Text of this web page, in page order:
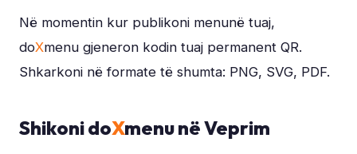
Në momentin kur publikoni menunë tuaj,
doXmenu gjeneron kodin tuaj permanent QR.
Shkarkoni në formate të shumta: PNG, SVG, PDF.
Shikoni doXmenu në Veprim